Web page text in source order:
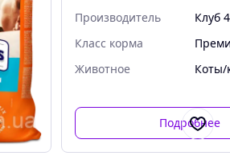
Производитель
Клуб
Класс корма
Животное
Коты/
Подробнее